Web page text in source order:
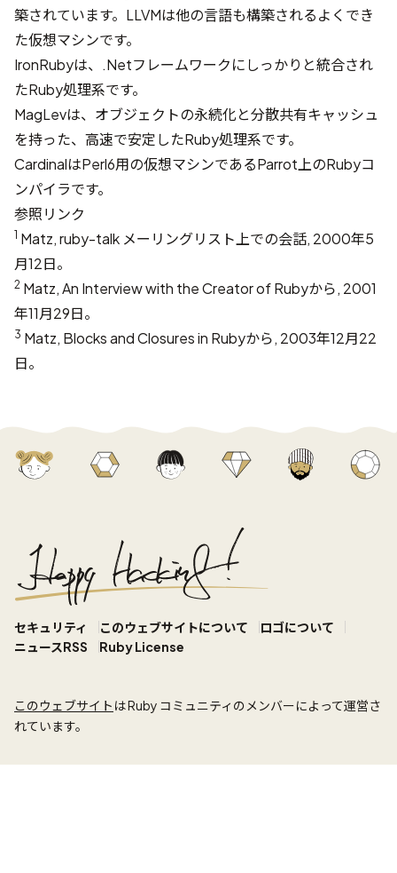
築されています。LLVMは他の言語も構築されるよくでき
た仮想マシンです。
IronRubyは、.Netフレームワークにしっかりと統合され
たRuby処理系です。
MagLevは、オブジェクトの永続化と分散共有キャッシュ
を持った、高速で安定したRuby処理系です。
CardinalはPerl6用の仮想マシンであるParrot 上のRubyコ
ンパイラです。
参照リンク
1 Matz, ruby-talk メーリングリスト上での会話, 2000年5
月12日。
2 Matz,An Interview with the Creator of Rubyから, 2001
年11月29日。
3 Matz, Blocks and Closures in Rubyから, 2003年12月22
日。
セキュリティ このウェブサイトについて
ロゴについて
ニュースRSS
Ruby License
このウェブサイト は Ruby コミュニティのメンバーによって運営さ
れています。